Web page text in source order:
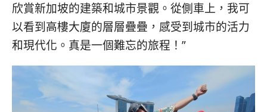
欣賞新加坡的建築和城市景觀。從側車上，我可
以看到高樓大廈的層層疊疊，感受到城市的活力
和現代化。真是一個難忘的旅程！”